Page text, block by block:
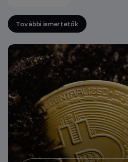
További ismertetők